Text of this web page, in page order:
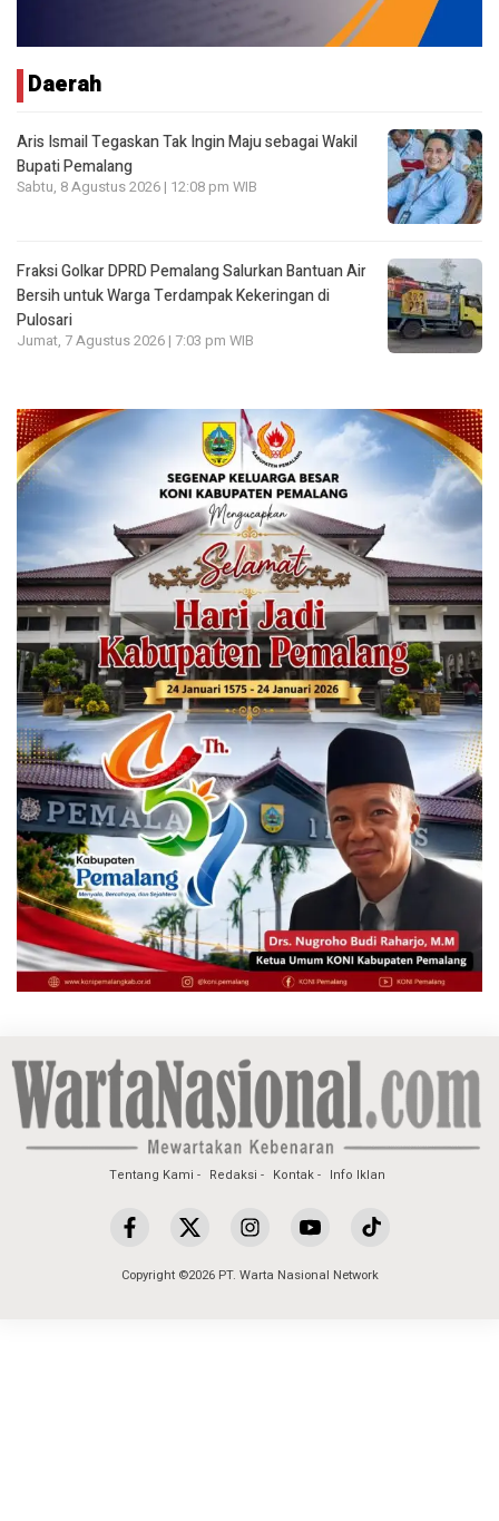
Daerah
Aris Ismail Tegaskan Tak Ingin Maju sebagai Wakil
Bupati Pemalang
Sabtu, 8 Agustus 2026 | 12:08 pm WIB
Fraksi Golkar DPRD Pemalang Salurkan Bantuan Air
Bersih untuk Warga Terdampak Kekeringan di
Pulosari
Jumat, 7 Agustus 2026 | 7:03 pm WIB
Tentang Kami Redaksi Kontak Info Iklan
Copyright ©2026 PT. Warta Nasional Network